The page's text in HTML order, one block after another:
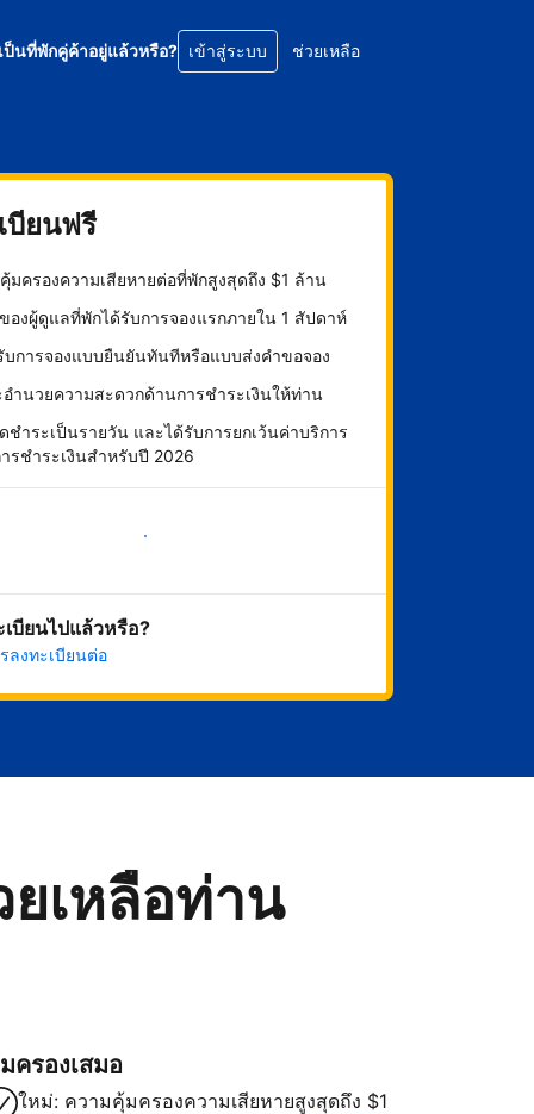
ป็นที่พักคู่ค้าอยู่แล้วหรือ? เข้าสู่ระบบ ช่วยเหลือ
บียนฟรี
มครองความเสียหายต่อที่พักสูงสุดถึง $1 ล้าน
องผู้ดูแลที่พักได้รับการจองแรกภายใน 1 สัปดาห์
บการจองแบบยืนยันทันทีหรือแบบส่งคำขอจอง
อำนวยความสะดวกด้านการชำระเงินให้ท่าน
ชำระเป็นรายวัน และได้รับการยกเว้นค่าบริการ
รชำระเงินสำหรับปี 2026
เริ่มดำเนินการเลย
เบียนไปแล้วหรือ?
ลงทะเบียนต่อ
ยเหลือท่าน
ครองเสมอ
ใหม่: ความคุ้มครองความเสียหายสูงสุดถึง $1